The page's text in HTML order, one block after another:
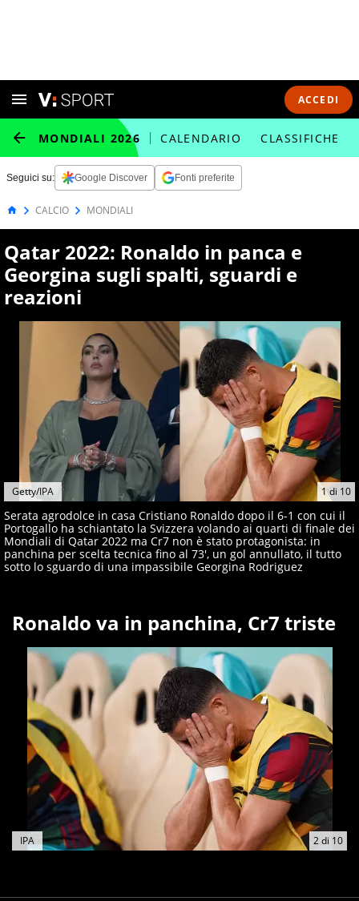
ACCEDI
MONDIALI 2026 CALENDARIO CLASSIFICHE
Seguici su: Google Discover Fonti preferite
CALCIO MONDIALI
Qatar 2022: Ronaldo in panca e
Georgina sugli spalti, sguardi e
reazioni
1di 10
Getty/IPA
Serata agrodolce in casa Cristiano Ronaldo dopo il 6-1 con cui il
Portogallo ha schiantato la Svizzera volando ai quarti di finale dei
Mondiali di Qatar 2022 ma Cr7 non è stato protagonista: in
panchina per scelta tecnica fino al 73', un gol annullato, il tutto
sotto lo sguardo di una impassibile Georgina Rodriguez
Ronaldo va in panchina, Cr7 triste
2di 10
IPA